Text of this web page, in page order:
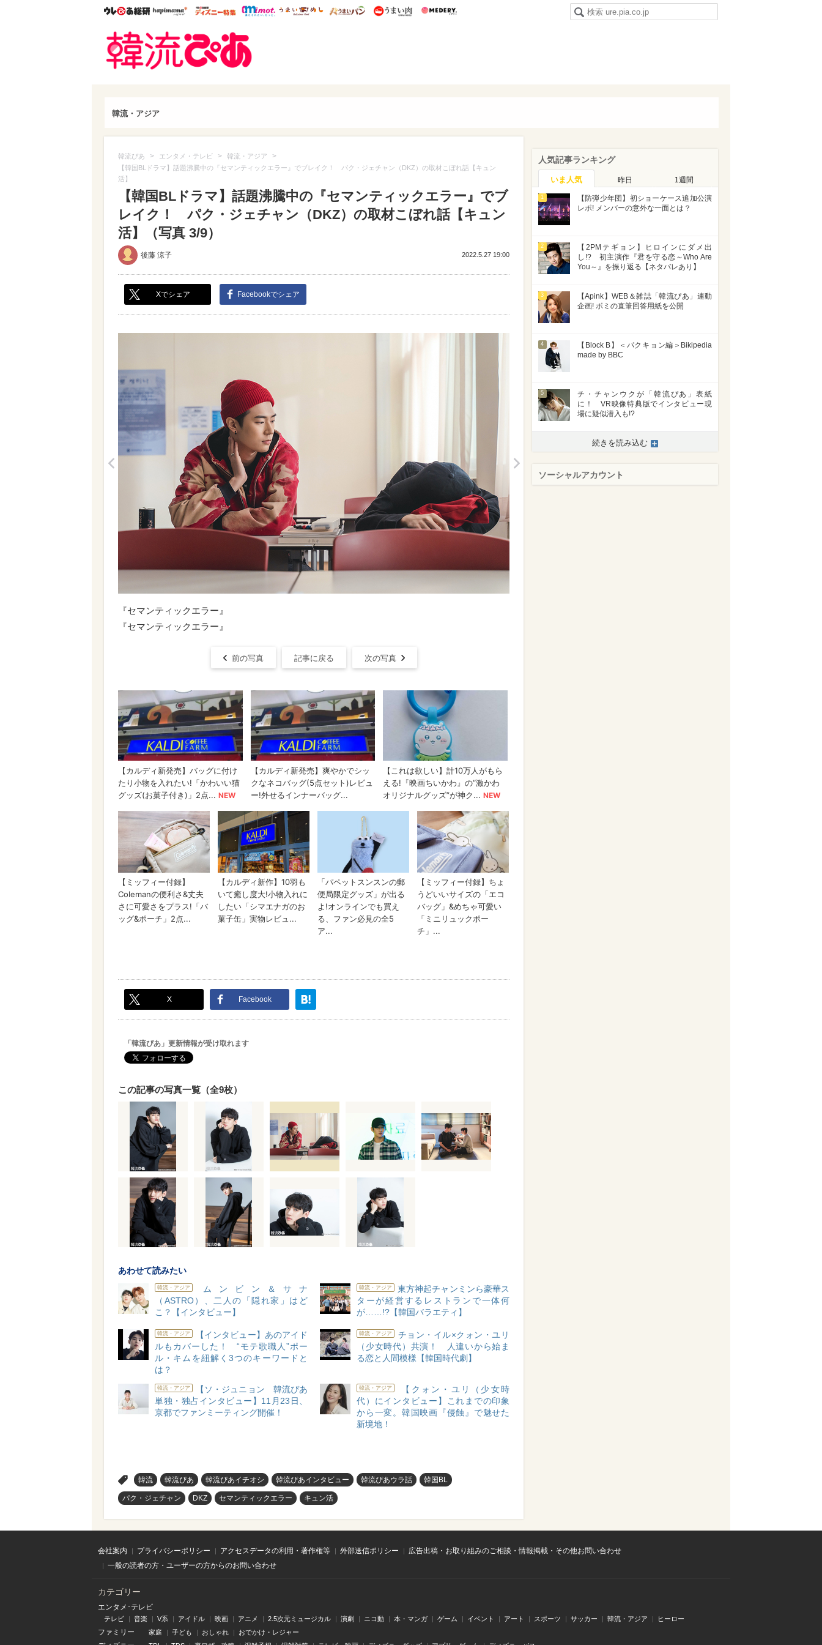
ウレぴあ総研ハピママ* ウレぴあ総研 ディズニー特集
mimot. うまいめし うまいパン うまい肉
韓流・アジア
韓流ぴあ > エンタメ・テレビ > 韓流・アジア >
【韓国BLドラマ】話題沸騰中の『セマンティックエラー』でブレイク！ パク・ジェチャン（DKZ）の取材こぼれ話【キュン
活】
【韓国BLドラマ】話題沸騰中の『セマンティックエラー』でブ
レイク！ パク・ジェチャン（DKZ）の取材こぼれ話【キュン
活】（写真 3/9）
後藤 涼子 2022.5.27 19:00
Xでシェア Facebookでシェア
『セマンティックエラー』
『セマンティックエラー』
前の写真 記事に戻る 次の写真
X Facebook
「韓流ぴあ」更新情報が受け取れます
この記事の写真一覧（全9枚）
あわせて読みたい
韓流・アジア
ムンビン＆サナ
（ASTRO）、二人の「隠れ家」はど
こ？【インタビュー】
韓流・アジア
東方神起チャンミンら豪華ス
ターが経営するレストランで一体何
が……!?【韓国バラエティ】
韓流・アジア
【インタビュー】あのアイド
ルもカバーした！ “モテ歌職人”ポー
ル・キムを紐解く3つのキーワードと
は？
韓流・アジア
チョン・イル×クォン・ユリ
（少女時代）共演！ 人違いから始ま
る恋と人間模様【韓国時代劇】
韓流・アジア
【ソ・ジュニョン 韓流ぴあ
単独・独占インタビュー】11月23日、
京都でファンミーティング開催！
韓流・アジア
【クォン・ユリ（少女時
代）にインタビュー】これまでの印象
から一変。韓国映画『侵蝕』で魅せた
新境地！
韓流 韓流ぴあ 韓流ぴあイチオシ 韓流ぴあインタビュー 韓流ぴあウラ話 韓国BL
パク・ジェチャン DKZ セマンティックエラー キュン活
人気記事ランキング
いま人気 昨日 1週間
1
【防弾少年団】初ショーケース追加公演
レポ! メンバーの意外な一面とは？
2
【2PMテギョン】ヒロインにダメ出
し!? 初主演作『君を守る恋～Who Are
You～』を振り返る【ネタバレあり】
3
【Apink】WEB＆雑誌「韓流ぴあ」連動
企画! ボミの直筆回答用紙を公開
4
【Block B】＜パクキョン編＞Bikipedia
made by BBC
5
チ・チャンウクが「韓流ぴあ」表紙
に！ VR映像特典版でインタビュー現
場に疑似潜入も!?
続きを読み込む
ソーシャルアカウント
会社案内 プライバシーポリシー アクセスデータの利用・著作権等 外部送信ポリシー
広告出稿・お取り組みのご相談・情報掲載・その他お問い合わせ
一般の読者の方・ユーザーの方からのお問い合わせ
カテゴリー
エンタメ･テレビ
テレビ 音楽 V系 アイドル 映画 アニメ 2.5次元ミュージカル 演劇 ニコ動 本・マンガ ゲーム イベント アート スポーツ サッカー 韓流・アジア ヒーロー
ファミリー 家庭 子ども おしゃれ おでかけ・レジャー